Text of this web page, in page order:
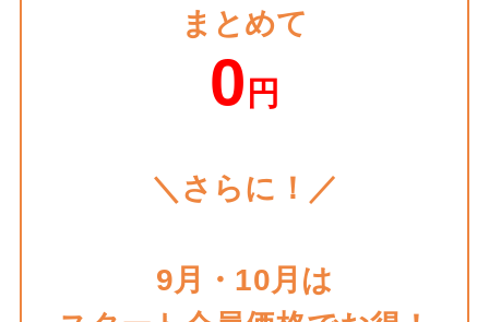
まとめて
0 円
＼さらに！／
9月・10月は